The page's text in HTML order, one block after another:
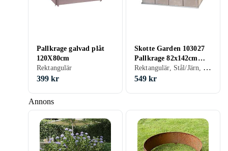
Annons
Pallkrage galvad plåt
120X80cm
Rektangulär
399 kr
Skotte Garden 103027
Pallkrage 82x142cm
(Obehandlad)
Rektangulär, Stål/Järn, Obehandlad
549 kr